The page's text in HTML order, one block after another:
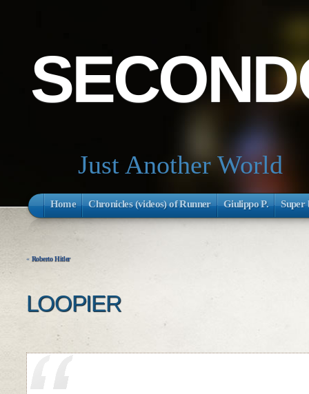
Just Another World
Home Chronicles (videos) of Runner Giulippo P. Super
« Roberto Hitler
LOOPIER